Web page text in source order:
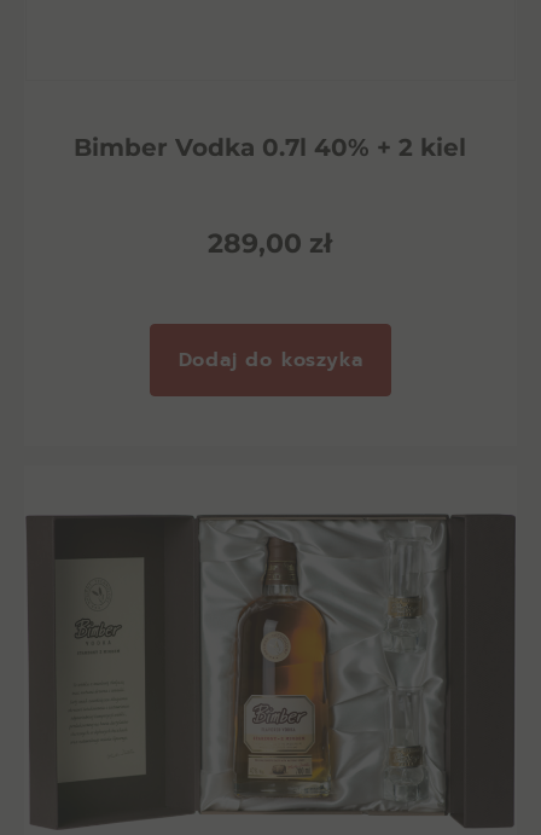
Bimber Vodka 0.7l 40% + 2 kiel
289,00 zł
Dodaj do koszyka